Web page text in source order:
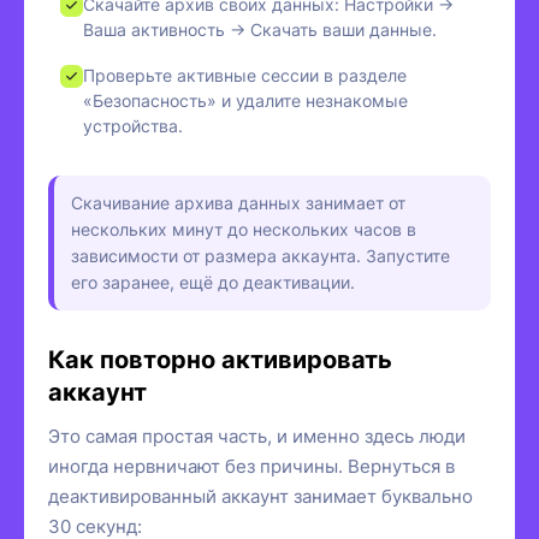
Ваша активность → Скачать ваши данные.
Проверьте активные сессии в разделе
«Безопасность» и удалите незнакомые
устройства.
Скачивание архива данных занимает от
нескольких минут до нескольких часов в
зависимости от размера аккаунта. Запустите
его заранее, ещё до деактивации.
Как повторно активировать
аккаунт
Это самая простая часть, и именно здесь люди
иногда нервничают без причины. Вернуться в
деактивированный аккаунт занимает буквально
30 секунд: